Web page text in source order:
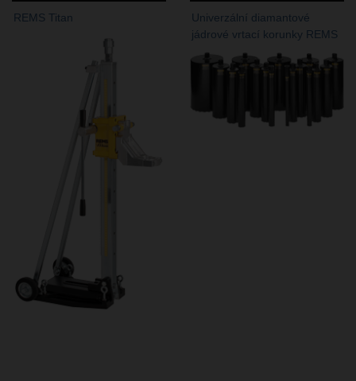
REMS Titan
Univerzální diamantové
jádrové vrtací korunky REMS